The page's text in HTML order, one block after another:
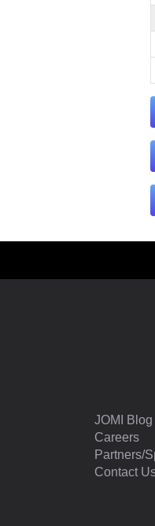
JOMI Blog
Careers
Partners/
Contact